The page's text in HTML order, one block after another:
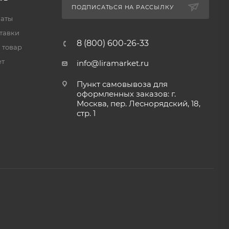
ПОДПИСАТЬСЯ НА РАССЫЛКУ
8 (800) 600-26-33
info@liramarket.ru
Пункт самовывоза для
оформленных заказов: г.
Москва, пер. Леснорядский, 18,
стр. 1